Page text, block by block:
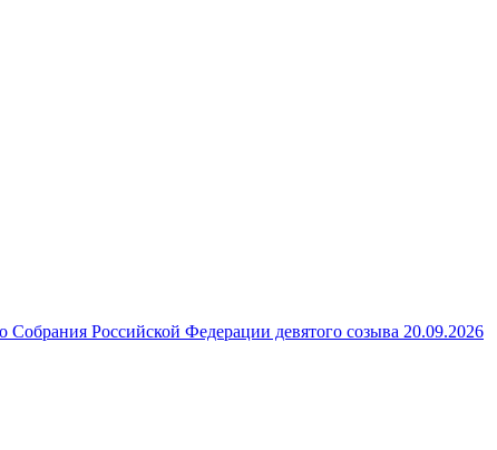
Российской Федерации девятого созыва 20.09.2026